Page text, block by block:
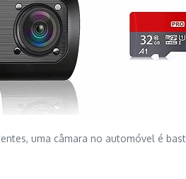
uma câmara no automóvel é